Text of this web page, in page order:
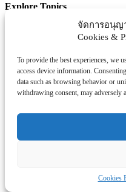
จัดการอนุญ
Cookies &
To provide the best experiences, we
access device information.
data such as browsing behavior or
withdrawing consent, may adversely
Cookies
Explore Topics
Thaiworldtoday
Uncategorized
ธุรกิจ/ประกัน/การเงิน
บันเทิง/กีฬา
ภาครัฐ/ราชการ
ยานยนต์
โรงแรม/ท่องเที่ยว/อา
Tag Clouds